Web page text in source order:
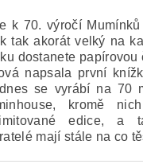
k 70. výročí
tak akorát velký na
dostanete papírovou
napsala první
se vyrábí na 70
kromě
edice, a
mají stále na co